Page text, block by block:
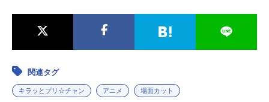
関連タグ
キラッとプリ☆チャン アニメ 場面カット